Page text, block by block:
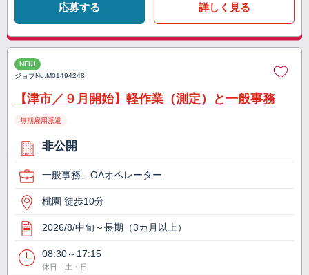
応募する 詳しく見る
NEW
ジョブNo.M01494248
【津市／９月開始】軽作業（測定）と一般事務
無期雇用派遣
非公開
一般事務、OAオペレーター
桃園 徒歩10分
2026/8/中旬～長期（3カ月以上）
08:30～17:15
休日：土・日